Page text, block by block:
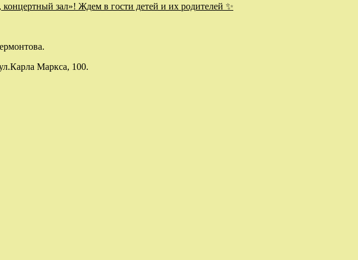
зал»! Ждем в гости детей и их родителей ✨
Маркса, 100.